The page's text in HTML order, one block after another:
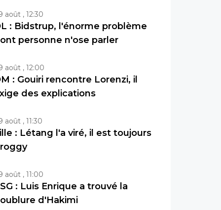
août , 12:30
: Bidstrup, l'énorme problème
personne n'ose parler
août , 12:00
: Gouiri rencontre Lorenzi, il
des explications
août , 11:30
: Létang l'a viré, il est toujours
août , 11:00
: Luis Enrique a trouvé la
d'Hakimi